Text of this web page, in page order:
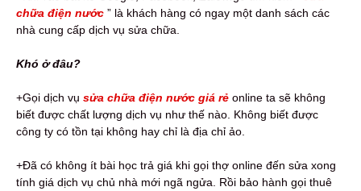
chữa điện nước ” là khách hàng có ngay một danh sách các
nhà cung cấp dịch vụ sửa chữa.
Khó ở đâu?
+Gọi dịch vụ sửa chữa điện nước giá rẻ online ta sẽ không
biết được chất lượng dịch vụ như thế nào. Không biết được
công ty có tồn tại không hay chỉ là địa chỉ ảo.
+Đã có không ít bài học trả giá khi gọi thợ online đến sửa xong
tính giá dịch vụ chủ nhà mới ngã ngửa. Rồi bảo hành gọi thuê